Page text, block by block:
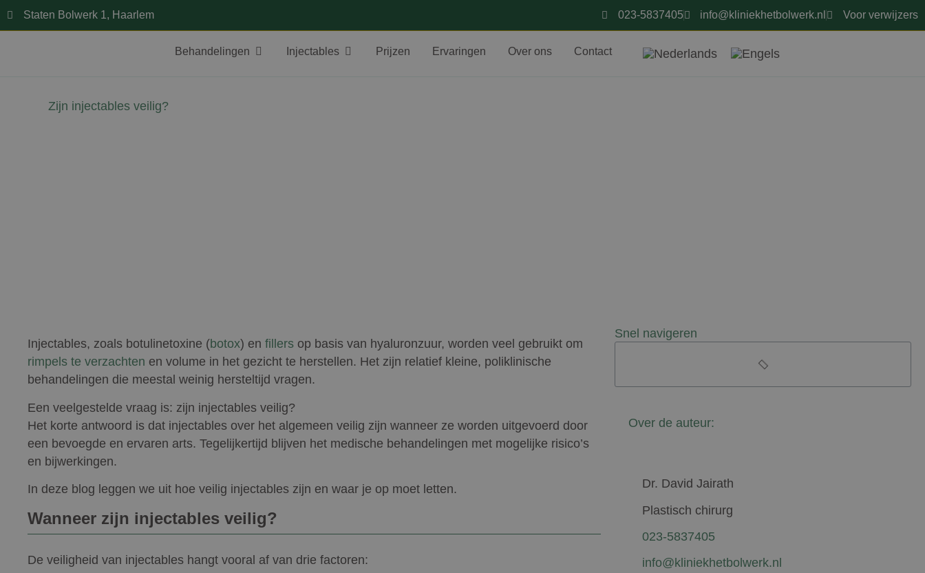
Staten Bolwerk 1, Haarlem 023-5837405 info@kliniekhetbolwerk.nl Voor verwijzers
Behandelingen Injectables Prijzen Ervaringen Over ons Contact
Zijn injectables veilig?
Injectables, zoals botulinetoxine (botox) en fillers op basis van hyaluronzuur, worden veel gebruikt om
rimpels te verzachten en volume in het gezicht te herstellen. Het zijn relatief kleine, poliklinische
behandelingen die meestal weinig hersteltijd vragen.
Een veelgestelde vraag is: zijn injectables veilig?
Het korte antwoord is dat injectables over het algemeen veilig zijn wanneer ze worden uitgevoerd door
een bevoegde en ervaren arts. Tegelijkertijd blijven het medische behandelingen met mogelijke risico’s
en bijwerkingen.
In deze blog leggen we uit hoe veilig injectables zijn en waar je op moet letten.
Wanneer zijn injectables veilig?
De veiligheid van injectables hangt vooral af van drie factoren:
Snel navigeren
Over de auteur:
Dr. David Jairath
Plastisch chirurg
023-5837405
info@kliniekhetbolwerk.nl